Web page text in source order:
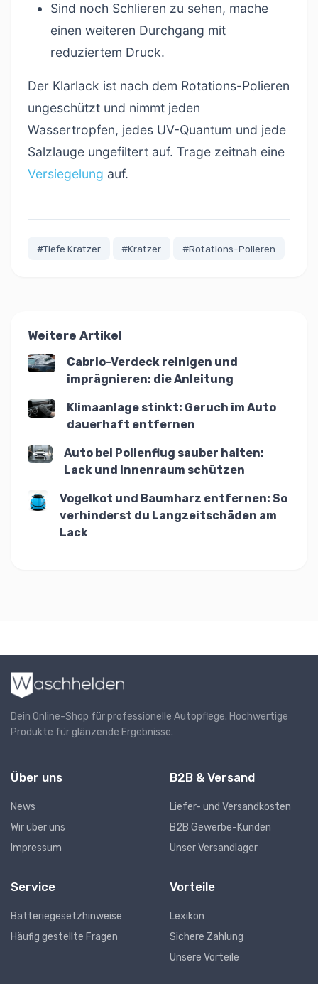
Sind noch Schlieren zu sehen, mache
einen weiteren Durchgang mit
reduziertem Druck.
Der Klarlack ist nach dem Rotations-Polieren
ungeschützt und nimmt jeden
Wassertropfen, jedes UV-Quantum und jede
Salzlauge ungefiltert auf. Trage zeitnah eine
Versiegelung auf.
#Tiefe Kratzer #Kratzer #Rotations-Polieren
Weitere Artikel
Cabrio-Verdeck reinigen und
imprägnieren: die Anleitung
Klimaanlage stinkt: Geruch im Auto
dauerhaft entfernen
Auto bei Pollenflug sauber halten:
Lack und Innenraum schützen
Vogelkot und Baumharz entfernen: So
verhinderst du Langzeitschäden am
Lack
Dein Online-Shop für professionelle Autopflege. Hochwertige
Produkte für glänzende Ergebnisse.
Über uns
News
Wir über uns
Impressum
B2B & Versand
Liefer- und Versandkosten
B2B Gewerbe-Kunden
Unser Versandlager
Service
Batteriegesetzhinweise
Häufig gestellte Fragen
Vorteile
Lexikon
Sichere Zahlung
Unsere Vorteile